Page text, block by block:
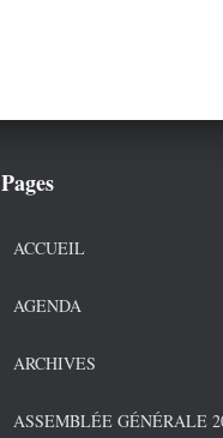
Pages
ACCUEIL
AGENDA
ARCHIVES
ASSEMBLÉE GÉNÉRALE